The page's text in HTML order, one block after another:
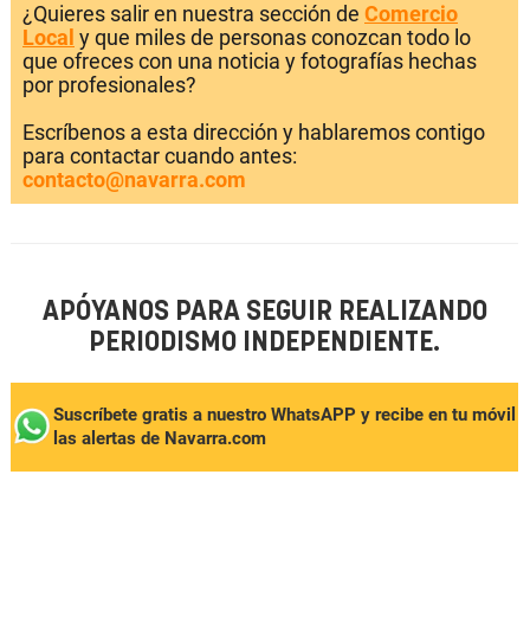
¿Quieres salir en nuestra sección de Comercio
Local y que miles de personas conozcan todo lo
que ofreces con una noticia y fotografías hechas
por profesionales?
Escríbenos a esta dirección y hablaremos contigo
para contactar cuando antes:
contacto@navarra.com
APÓYANOS PARA SEGUIR REALIZANDO
PERIODISMO INDEPENDIENTE.
Suscríbete gratis a nuestro WhatsAPP y recibe en tu móvil
las alertas de Navarra.com